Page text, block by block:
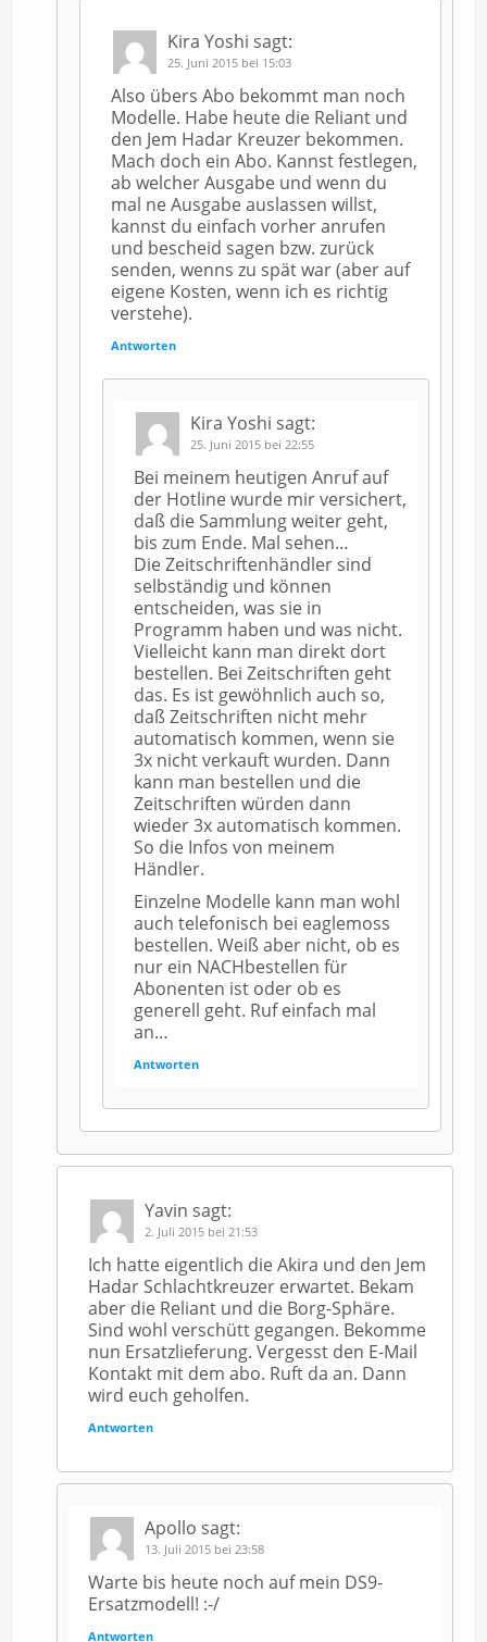
Kira Yoshi sagt:
25. Juni 2015 bei 15:03
Also übers Abo bekommt man noch
Modelle. Habe heute die Reliant und
den Jem Hadar Kreuzer bekommen.
Mach doch ein Abo. Kannst festlegen,
ab welcher Ausgabe und wenn du
mal ne Ausgabe auslassen willst,
kannst du einfach vorher anrufen
und bescheid sagen bzw. zurück
senden, wenns zu spät war (aber auf
eigene Kosten, wenn ich es richtig
verstehe).
Antworten
Kira Yoshi sagt:
25. Juni 2015 bei 22:55
Bei meinem heutigen Anruf auf
der Hotline wurde mir versichert,
daß die Sammlung weiter geht,
bis zum Ende. Mal sehen…
Die Zeitschriftenhändler sind
selbständig und können
entscheiden, was sie in
Programm haben und was nicht.
Vielleicht kann man direkt dort
bestellen. Bei Zeitschriften geht
das. Es ist gewöhnlich auch so,
daß Zeitschriften nicht mehr
automatisch kommen, wenn sie
3x nicht verkauft wurden. Dann
kann man bestellen und die
Zeitschriften würden dann
wieder 3x automatisch kommen.
So die Infos von meinem
Händler.
Einzelne Modelle kann man wohl
auch telefonisch bei eaglemoss
bestellen. Weiß aber nicht, ob es
nur ein NACHbestellen für
Abonenten ist oder ob es
generell geht. Ruf einfach mal
an…
Antworten
Yavin sagt:
2. Juli 2015 bei 21:53
Ich hatte eigentlich die Akira und den Jem
Hadar Schlachtkreuzer erwartet. Bekam
aber die Reliant und die Borg-Sphäre.
Sind wohl verschütt gegangen. Bekomme
nun Ersatzlieferung. Vergesst den E-Mail
Kontakt mit dem abo. Ruft da an. Dann
wird euch geholfen.
Antworten
Apollo sagt:
13. Juli 2015 bei 23:58
Warte bis heute noch auf mein DS9-
Ersatzmodell! :-/
Antworten